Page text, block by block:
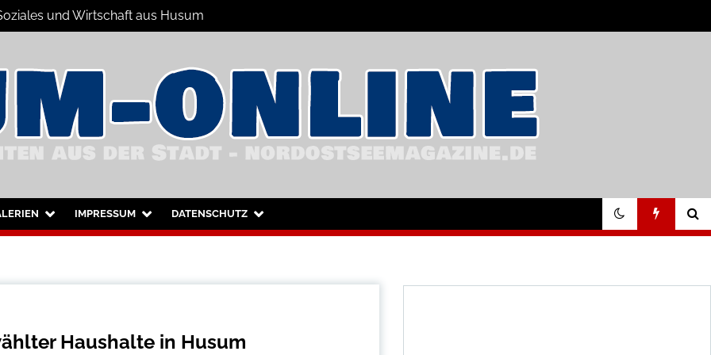
und Wirtschaft aus Husum
Umgebung
IMPRESSUM DATENSCHUTZ
Haushalte in Husum